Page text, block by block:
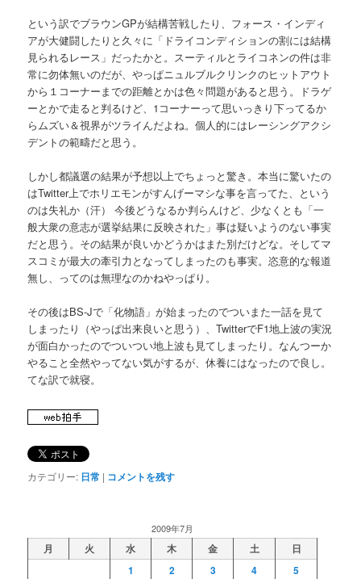
という訳でブラウンGPが結構苦戦したり、フォース・インディ
アが大健闘したりと久々に「ドライコンディションの割には結構
見られるレース」だったかと。スーティルとライコネンの件は非
常に勿体無いのだが、やっぱニュルブルクリンクのヒットアウト
から１コーナーまでの距離とかは色々問題があると思う。ドラゲ
ーとかで走ると判るけど、1コーナーって思いっきり下ってるか
らムズい＆視界がツライんだよね。個人的にはレーシングアクシ
デントの範疇だと思う。
しかし都議選の結果が予想以上でちょっと驚き。本当に驚いたの
はTwitter上でホリエモンがすんげーマシな事を言ってた、という
のは失礼か（汗） 今後どうなるか判らんけど、少なくとも「一
般大衆の意志が選挙結果に反映された」事は疑いようのない事実
だと思う。その結果が良いかどうかはまた別だけどな。そしてマ
スコミが最大の牽引力となってしまったのも事実。恣意的な報道
無し、ってのは無理なのかねやっぱり。
その後はBS-Jで「化物語」が始まったのでついまた一話を見て
しまったり（やっぱ出来良いと思う）、TwitterでF1地上波の実況
が面白かったのでついつい地上波も見てしまったり。なんつーか
やること全然やってない気がするが、休養にはなったので良し。
てな訳で就寝。
カテゴリー: 日常 | コメントを残す
2009年7月
月 火 水 木 金 土
日
1
2 3 4
5